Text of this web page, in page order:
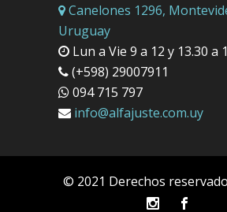
Canelones 1296,
Uruguay
Lun a Vie 9 a 12 y 13.30 a
(+598) 29007911
094 715 797
info@alfajuste.com.uy
© 2021 Derechos